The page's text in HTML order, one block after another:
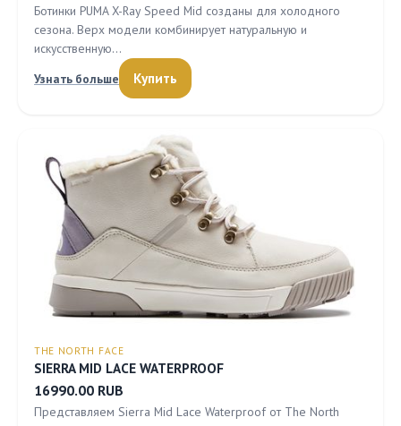
Ботинки PUMA X-Ray Speed Mid созданы для холодного
сезона. Верх модели комбинирует натуральную и
искусственную…
Узнать больше
Купить
THE NORTH FACE
SIERRA MID LACE WATERPROOF
16990.00 RUB
Представляем Sierra Mid Lace Waterproof от The North